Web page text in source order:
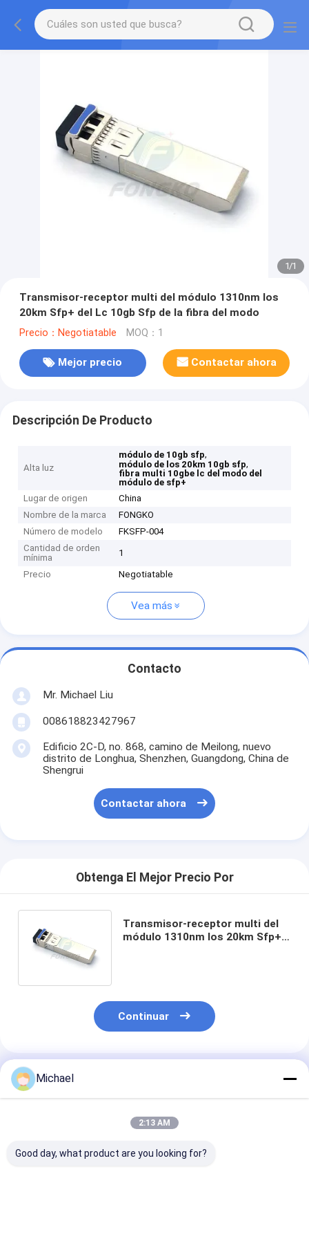
1/1
Transmisor-receptor multi del módulo 1310nm los
20km Sfp+ del Lc 10gb Sfp de la fibra del modo
Precio：Negotiatable MOQ：1
Mejor precio Contactar ahora
Descripción De Producto
Alta luz
módulo de 10gb sfp,
módulo de los 20km 10gb sfp,
fibra multi 10gbe lc del modo del
módulo de sfp+
Lugar de origen
China
Nombre de la marca
FONGKO
Número de modelo
FKSFP-004
Cantidad de orden
mínima
1
Precio Negotiatable
Vea más
Contacto
Mr. Michael Liu
008618823427967
Edificio 2C-D, no. 868, camino de Meilong, nuevo
distrito de Longhua, Shenzhen, Guangdong, China de
Shengrui
Contactar ahora
Obtenga El Mejor Precio Por
Transmisor-receptor multi del
módulo 1310nm los 20km Sfp+
Continuar
Productos Recomendados
Michael
2:13 AM
Good day, what product are you looking for?